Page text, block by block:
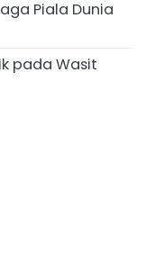
Piala Dunia
pada Wasit